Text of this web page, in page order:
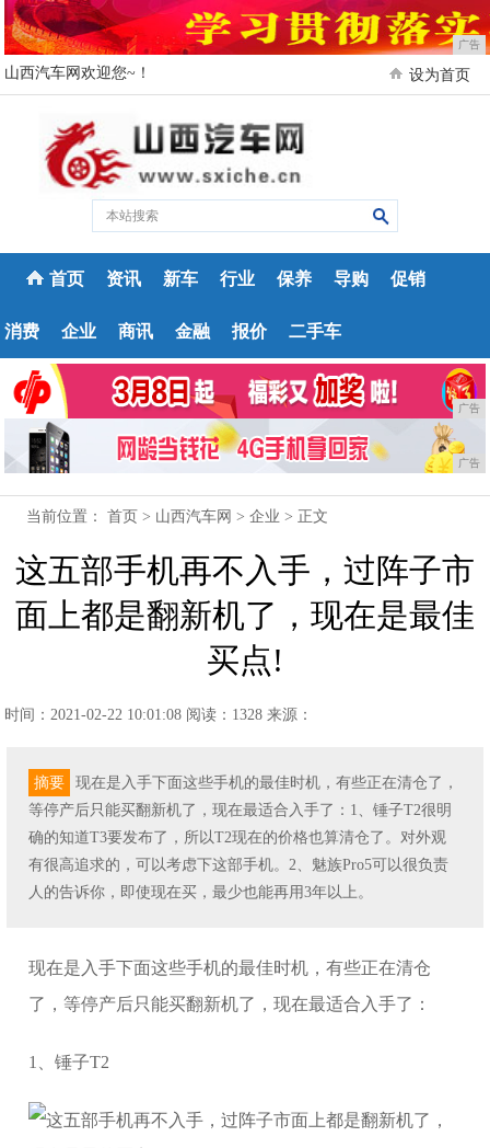
广告
山西汽车网欢迎您~！ 设为首页
首页 资讯 新车 行业 保养 导购 促销
消费 企业 商讯 金融 报价 二手车
广告
广告
当前位置：首页 > 山西汽车网 >企业 > 正文
这五部手机再不入手，过阵子市
面上都是翻新机了，现在是最佳
买点!
时间：2021-02-22 10:01:08 阅读：1328 来源：
摘要
现在是入手下面这些手机的最佳时机，有些正在清仓了，
等停产后只能买翻新机了，现在最适合入手了：1、锤子T2很明
确的知道T3要发布了，所以T2现在的价格也算清仓了。对外观
有很高追求的，可以考虑下这部手机。2、魅族Pro5可以很负责
人的告诉你，即使现在买，最少也能再用3年以上。
现在是入手下面这些手机的最佳时机，有些正在清仓
了，等停产后只能买翻新机了，现在最适合入手了：
1、锤子T2